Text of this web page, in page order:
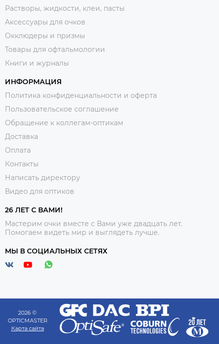
Растворы, жидкости, клеи, пасты
Аксессуары для очков
Окклюдеры и призмы
Товары для офтальмологии
Книги и журналы
ИНФОРМАЦИЯ
Политика конфиденциальности и оферта
Пользовательское соглашение
Обращение к коллегам-оптикам
Доставка
Оплата
Контакты
Написать директору
Видео для оптиков
26 ЛЕТ С ВАМИ!
Мастерим очки вместе с Вами уже двадцать лет.
Помогаем видеть мир и выглядеть лучше.
МЫ В СОЦИАЛЬНЫХ СЕТЯХ
2026 ©
OPTICMASTER
Карта сайта